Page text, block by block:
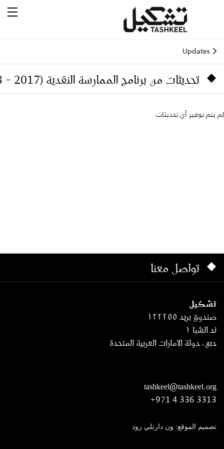
Updates
تحديثات من برنامج الممارسة النقدية (2017 – 2018)
لم يتم توفير أي تحديثات
تواصل معنا
تشكيل
صندوق بريد ١٢٢٢٥٥
ند الشبا ١
دبي، دولة الامارات العربية المتحدة
tashkeel@tashkeel.org
+971 4 336 3313
تصميم الموقع: ون دارنلي رود